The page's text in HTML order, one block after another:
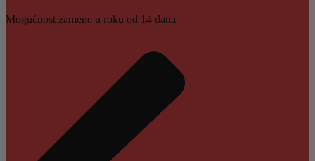
Mogućnost zamene u roku od 14 dana